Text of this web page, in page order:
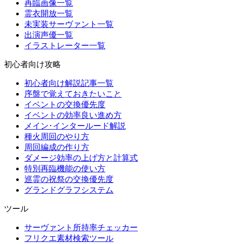
再臨画像一覧
霊衣開放一覧
未実装サーヴァント一覧
出演声優一覧
イラストレーター一覧
初心者向け攻略
初心者向け解説記事一覧
序盤で覚えておきたいこと
イベントの交換優先度
イベントの効率良い進め方
メイン･インタールード解説
種火周回のやり方
周回編成の作り方
ダメージ効率の上げ方と計算式
特別再臨機能の使い方
巡霊の祝祭の交換優先度
グランドグラフシステム
ツール
サーヴァント所持率チェッカー
フリクエ素材検索ツール